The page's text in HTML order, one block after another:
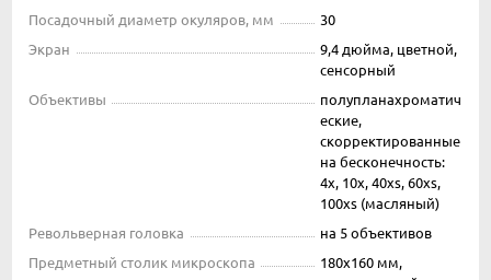
Посадочный диаметр окуляров, мм
30
Экран
9,4 дюйма, цветной,
сенсорный
Объективы
полупланахроматич
еские,
скорректированные
на бесконечность:
4x, 10x, 40xs, 60xs,
100xs (масляный)
Револьверная головка
на 5 объективов
Предметный столик микроскопа
180х160 мм,